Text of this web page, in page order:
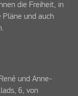
die Freiheit, in
Pläne und auch
und Anne-
6, von